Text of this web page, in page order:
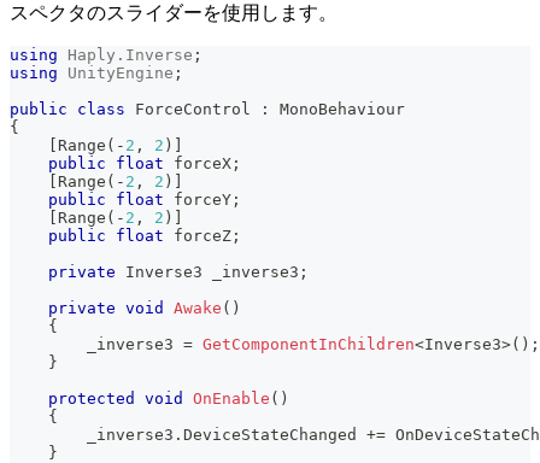
スペクタのスライダーを使用します。
using Haply . Inverse ;
using
UnityEngine ;
public
class ForceControl :
MonoBehaviour
{
Range ( - 2 , 2 )
public
float forceX ;
Range ( - 2 , 2 )
public
float forceY ;
Range ( - 2 , 2 )
public
float forceZ ;
private
Inverse3 _inverse3 ;
private void Awake ( )
{
        _inverse3
= GetComponentInChildren<Inverse3>( ) ;
}
protected
void OnEnable ( )
{
        _inverse3
. DeviceStateChanged +=
}